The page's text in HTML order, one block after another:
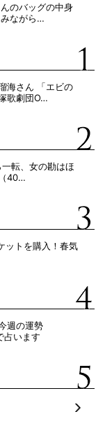
のバッグの中身
ながら…
海さん 「エビの
歌劇団O…
転、女の勘はほ
40…
ットを購入！春気
週の運勢
占います